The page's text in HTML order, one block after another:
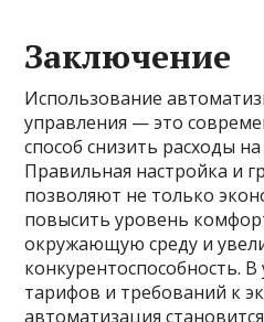
Заключение
Использование
управления — это
способ снизить расходы
Правильная настройка и
позволяют не только
повысить уровень
окружающую среду и
конкурентоспособность. В
тарифов и требований к
автоматизация